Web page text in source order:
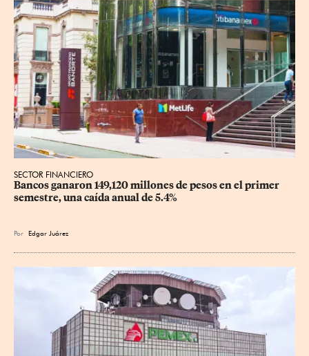
SECTOR FINANCIERO
Bancos ganaron 149,120 millones de pesos en el primer
semestre, una caída anual de 5.4%
Por Edgar Juárez